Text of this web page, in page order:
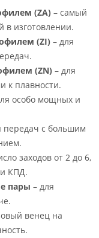
(ZA) – самый
в изготовлении.
(ZI) – для
(ZN) – для
к плавности.
особо мощных и
передач с большим
заходов от 2 до 6,
КПД.
пары – для
венец на